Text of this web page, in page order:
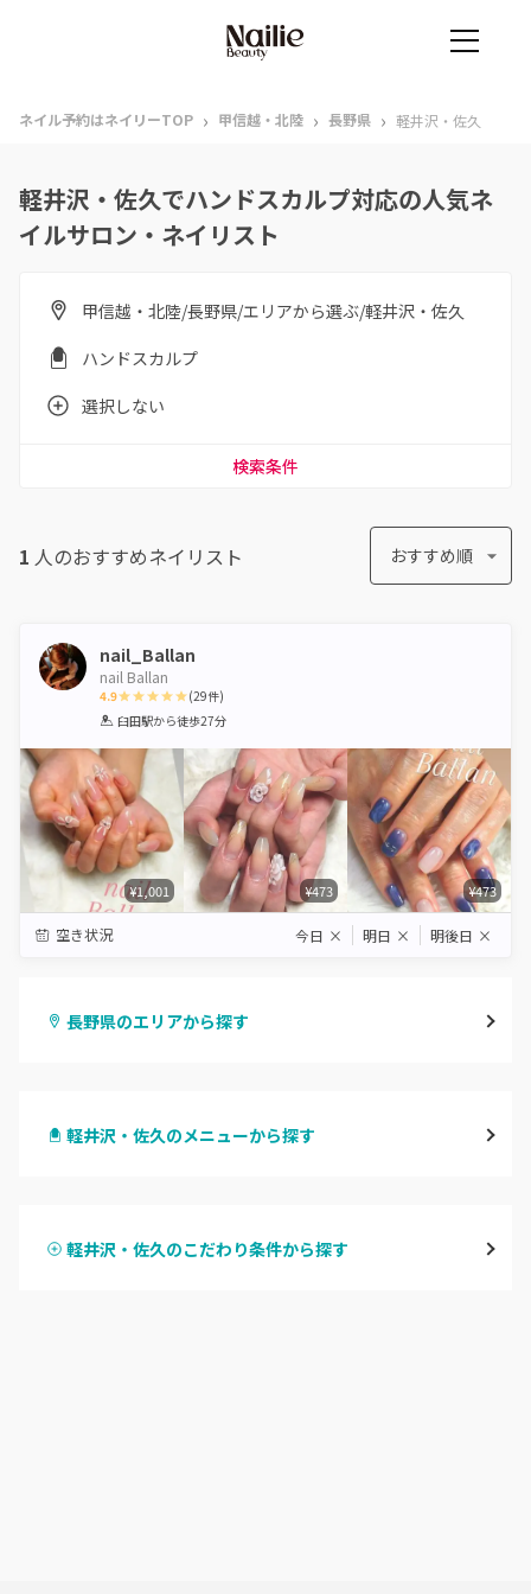
ネイル予約はネイリーTOP › 甲信越・北陸 › 長野県 › 軽井沢・佐久
軽井沢・佐久でハンドスカルプ対応の人気ネ
イルサロン・ネイリスト
甲信越・北陸/長野県/エリアから選ぶ/軽井沢・佐久
ハンドスカルプ
選択しない
検索条件
1 人のおすすめネイリスト おすすめ順
nail_Ballan
nail Ballan
4.9
1 2 3 4 5
(29件)
臼田駅から徒歩27分
¥1,001 ¥473 ¥473
空き状況 今日 × 明日 × 明後日 ×
長野県のエリアから探す
松本・塩尻
軽井沢・佐久のメニューから探す
ハンドスカルプ
軽井沢・佐久のこだわり条件から探す